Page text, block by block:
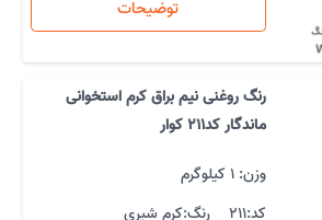
توضیحات
رنگ روغنی نیم براق کرم استخوانی
ماندگار کد211 کوار
وزن: 1 کیلوگرم
کد:211 رنگ:کرم شیری